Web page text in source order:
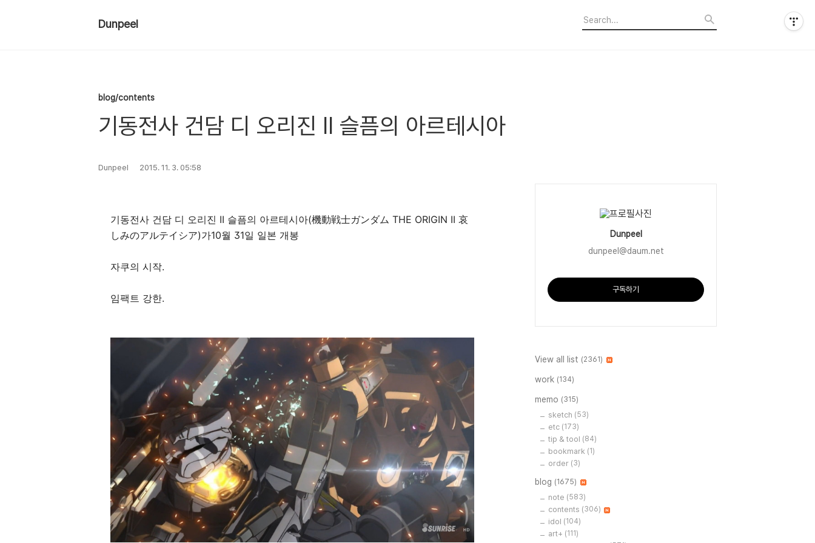
Dunpeel
blog/contents
기동전사 건담 디 오리진 II 슬픔의 아르테시아
Dunpeel 2015. 11. 3. 05:58
기동전사 건담 디 오리진 II 슬픔의 아르테시아(機動戦士ガンダム THE ORIGIN II 哀
しみのアルテイシア)가10월 31일 일본 개봉
자쿠의 시작.
임팩트 강한.
Dunpeel
dunpeel@daum.net
구독하기
View all list (2361)
work (134)
memo (315)
sketch (53)
etc (173)
tip & tool (84)
bookmark (1)
order (3)
blog (1675)
note (583)
contents (306)
idol (104)
art+ (111)